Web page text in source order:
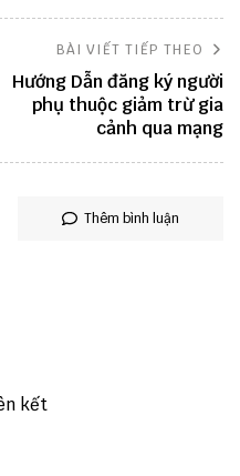
BÀI VIẾT TIẾP THEO
Hướng Dẫn đăng ký người
phụ thuộc giảm trừ gia
cảnh qua mạng
Thêm bình luận
kết